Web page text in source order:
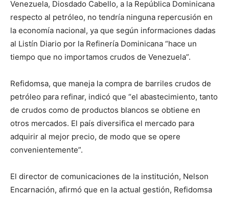
Venezuela, Diosdado Cabello, a la República Dominicana
respecto al petróleo, no tendría ninguna repercusión en
la economía nacional, ya que según informaciones dadas
al Listín Diario por la Refinería Dominicana “hace un
tiempo que no importamos crudos de Venezuela”.
Refidomsa, que maneja la compra de barriles crudos de
petróleo para refinar, indicó que “el abastecimiento, tanto
de crudos como de productos blancos se obtiene en
otros mercados. El país diversifica el mercado para
adquirir al mejor precio, de modo que se opere
convenientemente”.
El director de comunicaciones de la institución, Nelson
Encarnación, afirmó que en la actual gestión, Refidomsa